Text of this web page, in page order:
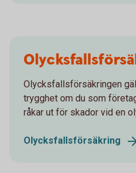
Olycksfallsförsäkringen
trygghet om du som
råkar ut för skador vid en
Olycksfallsförsäkring